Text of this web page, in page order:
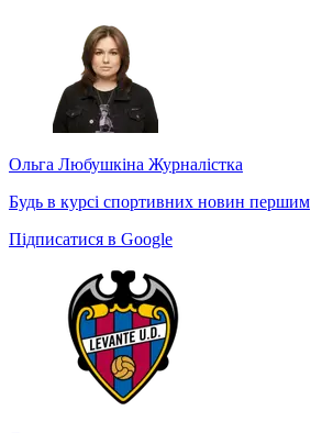
Ольга Любушкіна Журналістка
Будь в курсі спортивних новин першим
Підписатися в Google